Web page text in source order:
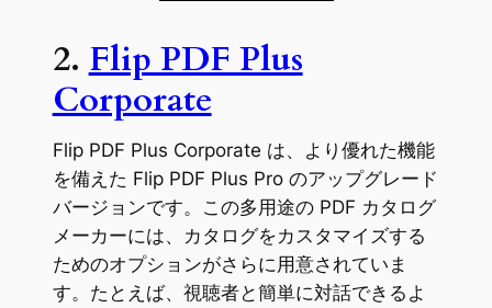
2. Flip PDF Plus
Corporate
Flip PDF Plus Corporate は、より優れた機能
を備えた Flip PDF Plus Pro のアップグレード
バージョンです。この多用途の PDF カタログ
メーカーには、カタログをカスタマイズする
ためのオプションがさらに用意されていま
す。たとえば、視聴者と簡単に対話できるよ